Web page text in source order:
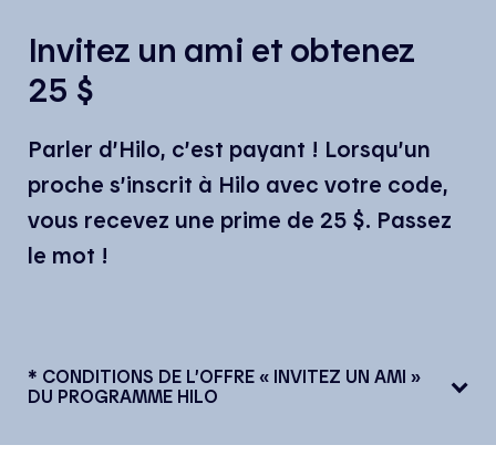
Invitez un ami et obtenez
25 $
Parler d’Hilo, c’est payant ! Lorsqu’un
proche s’inscrit à Hilo avec votre code,
vous recevez une prime de 25 $. Passez
le mot !
* CONDITIONS DE L’OFFRE « INVITEZ UN AMI »
DU PROGRAMME HILO